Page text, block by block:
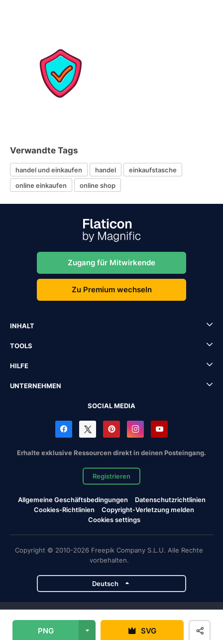
PNG SVG
Verwandte Tags
handel und einkaufen handel
einkaufstasche
online einkaufen
online shop
Zugang für Mitwirkende
Zu Premium wechseln
INHALT
TOOLS
HILFE
UNTERNEHMEN
SOCIAL MEDIA
Erhalte exklusive Ressourcen direkt in deinen Posteingang.
Registrieren
Allgemeine Geschäftsbedingungen
Datenschutzrichtlinien
Cookies-Richtlinien
Copyright-Verletzung melden
Cookies settings
Copyright © 2010-2026 Freepik Company S.L.U. Alle Rechte
vorbehalten.
Deutsch